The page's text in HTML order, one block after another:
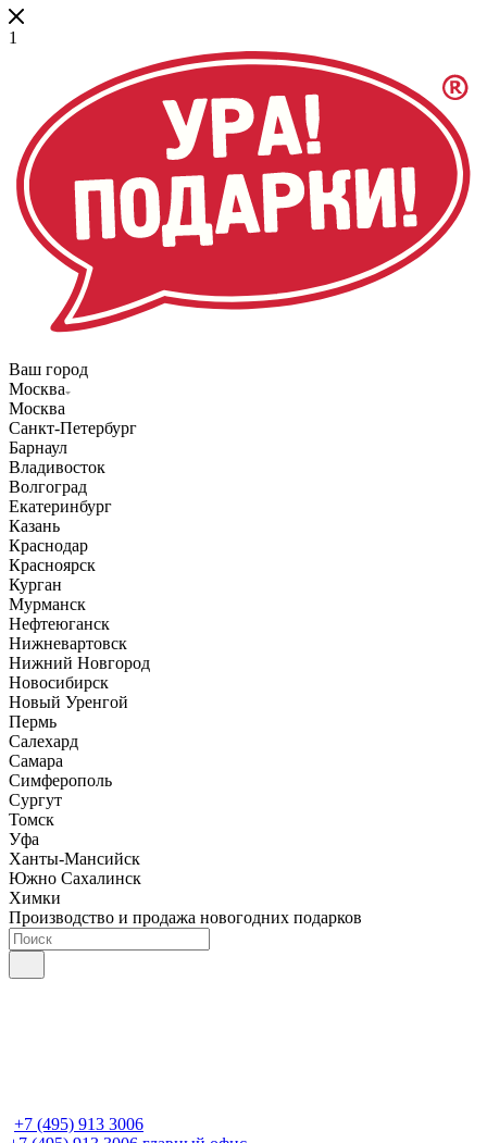
1
Ваш город
Москва
Москва
Санкт-Петербург
Барнаул
Владивосток
Волгоград
Екатеринбург
Казань
Краснодар
Красноярск
Курган
Мурманск
Нефтеюганск
Нижневартовск
Нижний Новгород
Новосибирск
Новый Уренгой
Пермь
Салехард
Самара
Симферополь
Сургут
Томск
Уфа
Ханты-Мансийск
Южно Сахалинск
Химки
Производство и продажа новогодних подарков
+7 (495) 913 3006